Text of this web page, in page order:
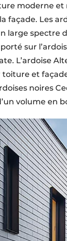
moderne
façade. Les
large spectre
sur
L’ardoise
et
noires
volume en